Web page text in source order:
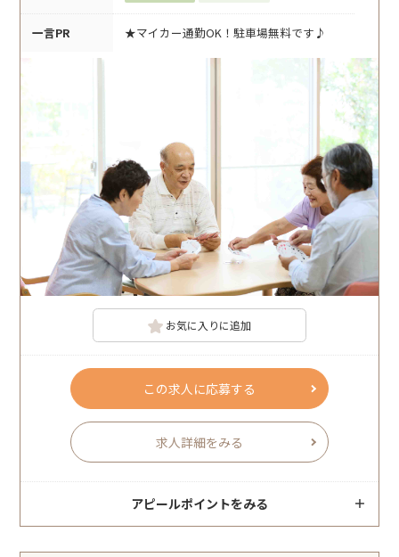
一言PR ★マイカー通勤OK！駐車場無料です♪
お気に入りに追加
この求人に応募する
求人詳細をみる
アピールポイントをみる